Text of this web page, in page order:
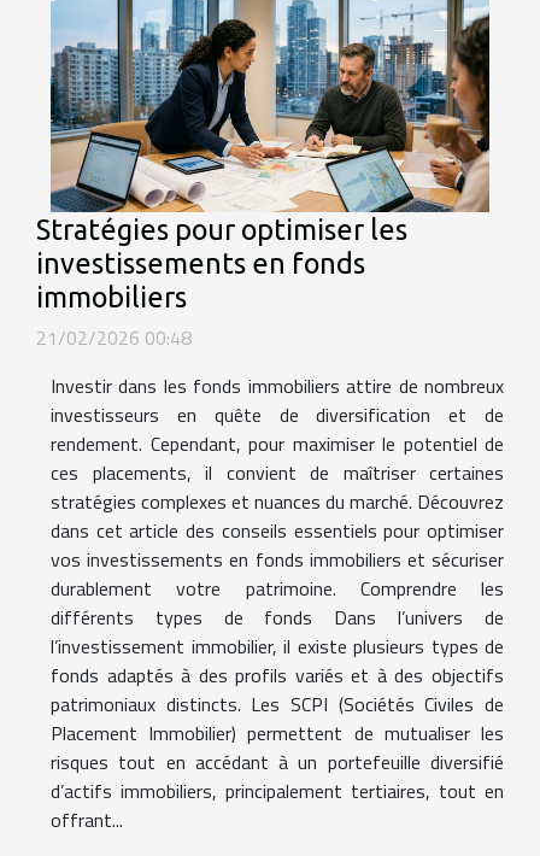
Stratégies pour optimiser les
investissements en fonds
immobiliers
21/02/2026 00:48
Investir dans les fonds immobiliers attire de nombreux
investisseurs en quête de diversification et de
rendement. Cependant, pour maximiser le potentiel de
ces placements, il convient de maîtriser certaines
stratégies complexes et nuances du marché. Découvrez
dans cet article des conseils essentiels pour optimiser
vos investissements en fonds immobiliers et sécuriser
durablement votre patrimoine. Comprendre les
différents types de fonds Dans l’univers de
l’investissement immobilier, il existe plusieurs types de
fonds adaptés à des profils variés et à des objectifs
patrimoniaux distincts. Les SCPI (Sociétés Civiles de
Placement Immobilier) permettent de mutualiser les
risques tout en accédant à un portefeuille diversifié
d’actifs immobiliers, principalement tertiaires, tout en
offrant...